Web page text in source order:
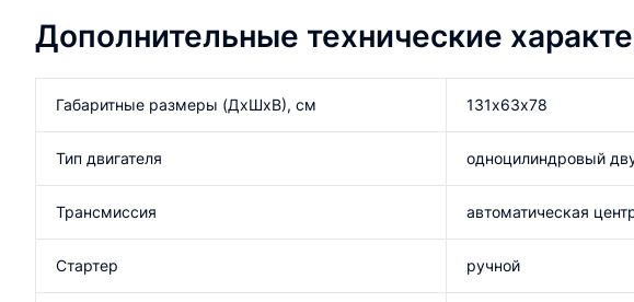
Дополнительные технические
Габаритные размеры (ДхШхВ), см 131х63х78
Тип двигателя одноцилиндровый
Трансмиссия автоматическая
Стартер ручной